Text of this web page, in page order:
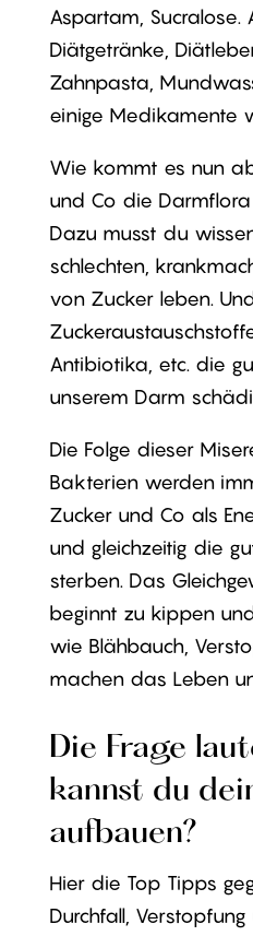
Aspartam, Sucralose.
Diätgetränke,
Zahnpasta,
einige Medikamente
Wie kommt es nun
und Co die
Dazu musst du
schlechten,
von Zucker leben.
Antibiotika, etc. die
unserem Darm
Die Folge dieser
Bakterien werden
Zucker und Co als
und gleichzeitig die
sterben. Das
beginnt zu kippen
wie Blähbauch,
machen das Leben
Die Frage
kannst du
aufbauen?
Hier die Top Tipps
Durchfall, Verstopfung